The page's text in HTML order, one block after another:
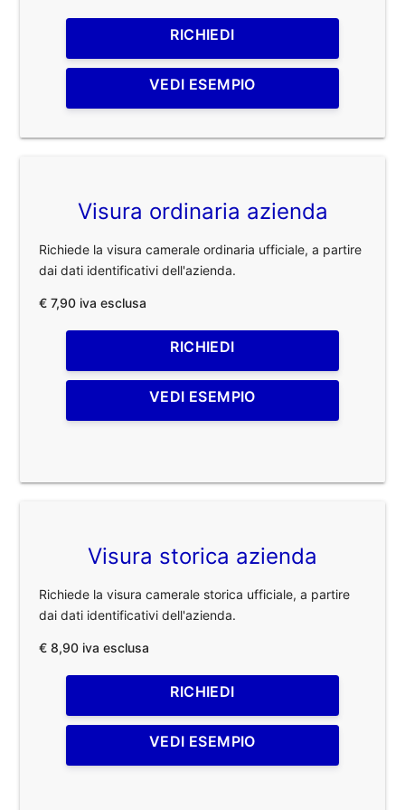
RICHIEDI
VEDI ESEMPIO
Visura ordinaria azienda
Richiede la visura camerale ordinaria ufficiale, a partire
dai dati identificativi dell'azienda.
€ 7,90 iva esclusa
RICHIEDI
VEDI ESEMPIO
Visura storica azienda
Richiede la visura camerale storica ufficiale, a partire
dai dati identificativi dell'azienda.
€ 8,90 iva esclusa
RICHIEDI
VEDI ESEMPIO